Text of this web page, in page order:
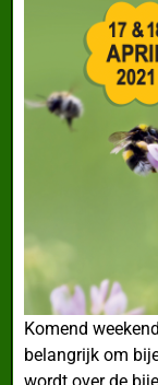
Komend
belangrijk om